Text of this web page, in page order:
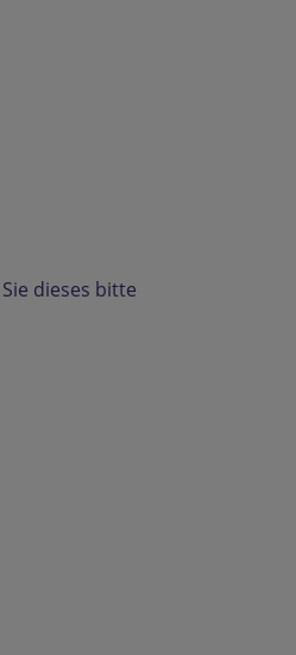
dieses bitte